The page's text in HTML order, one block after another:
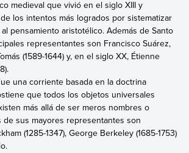
medieval que vivió en el siglo XIII y
los intentos más logrados por sistematizar
pensamiento aristotélico. Además de Santo
representantes son Francisco Suárez,
(1589-1644) y, en el siglo XX, Étienne
una corriente basada en la doctrina
que todos los objetos universales
más allá de ser meros nombres o
de sus mayores representantes son
(1285-1347), George Berkeley (1685-1753)